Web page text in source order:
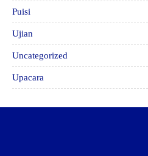
Puisi
Ujian
Uncategorized
Upacara